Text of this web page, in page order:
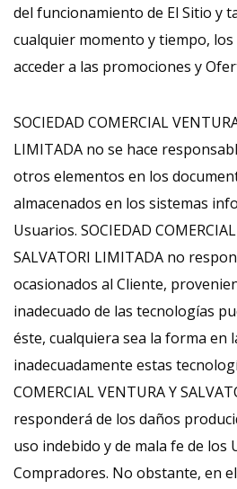
del funcionamiento de El Sitio y
cualquier momento y tiempo,
acceder a las promociones y
SOCIEDAD COMERCIAL
LIMITADA no se hace
otros elementos en los
almacenados en los sistemas
Usuarios. SOCIEDAD
SALVATORI LIMITADA no
ocasionados al Cliente,
inadecuado de las tecnologías
éste, cualquiera sea la forma en
inadecuadamente estas
COMERCIAL VENTURA Y
responderá de los daños
uso indebido y de mala fe de los
Compradores. No obstante, en